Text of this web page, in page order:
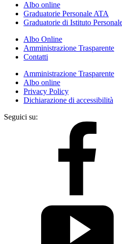
Albo online
Graduatorie Personale ATA
Graduatorie di Istituto
Albo Online
Amministrazione Trasparente
Contatti
Amministrazione Trasparente
Albo online
Privacy Policy
Dichiarazione di accessibilità
Seguici su: